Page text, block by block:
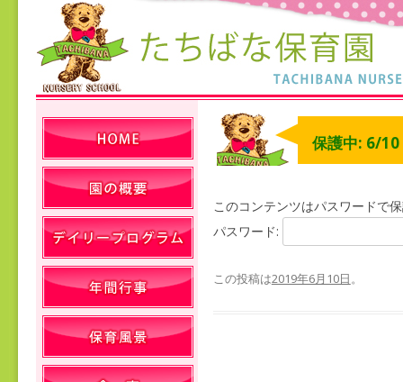
保護中: 6/10
このコンテンツはパスワードで
パスワード:
この投稿は2019年6月10日。